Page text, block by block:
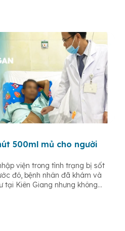
500ml mủ cho người
viện trong tình trạng bị sốt
đó, bệnh nhân đã khám và
tại Kiên Giang nhưng không
H […]